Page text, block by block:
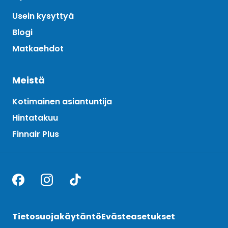
Usein kysyttyä
Blogi
Matkaehdot
Meistä
Kotimainen asiantuntija
Hintatakuu
Finnair Plus
TietosuojakäytäntöEvästeasetukset